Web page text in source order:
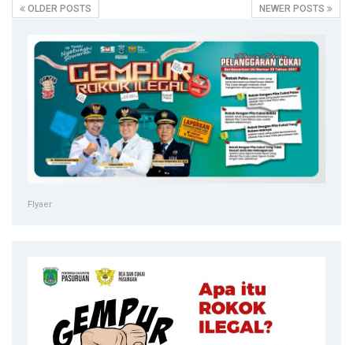
OLDER POSTS NEWER POSTS
Flyaer